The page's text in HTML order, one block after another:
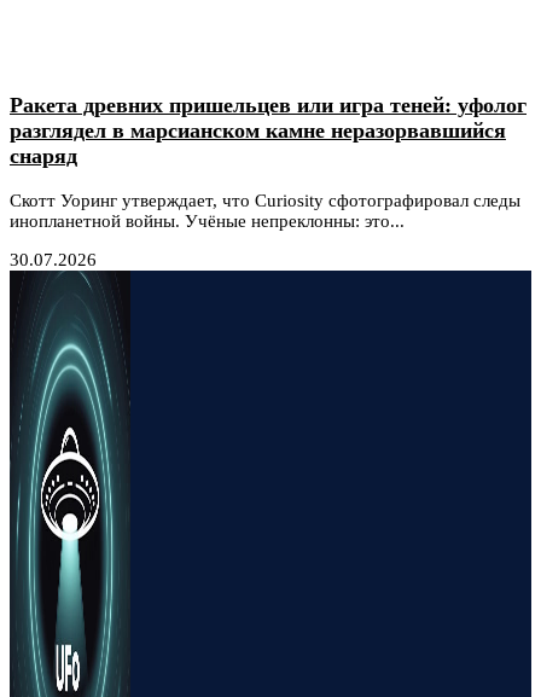
Ракета древних пришельцев или игра теней: уфолог
разглядел в марсианском камне неразорвавшийся
снаряд
Скотт Уоринг утверждает, что Curiosity сфотографировал следы
инопланетной войны. Учёные непреклонны: это...
30.07.2026